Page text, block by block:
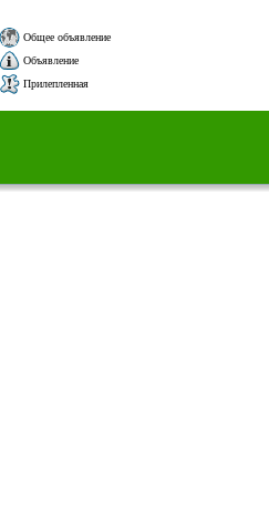
Общее объявление
Объявление
Прилепленная